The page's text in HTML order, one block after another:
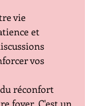
vie
et
vos
réconfort
foyer. C'est un